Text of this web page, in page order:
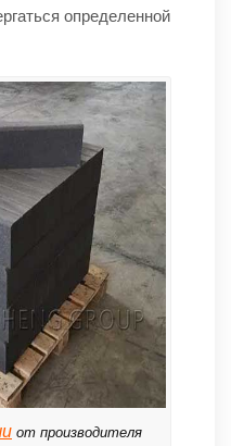
определенной
от производителя